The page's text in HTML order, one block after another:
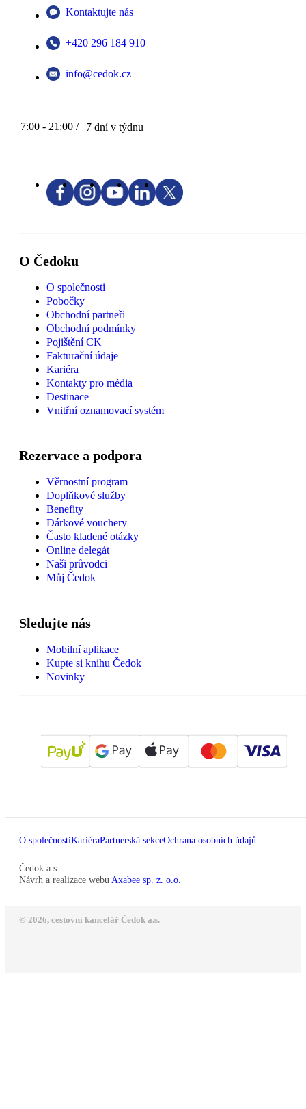
Kontaktujte nás
+420 296 184 910
info@cedok.cz
7:00 - 21:00 / 7 dní v týdnu
O Čedoku
O společnosti
Pobočky
Obchodní partneři
Obchodní podmínky
Pojištění CK
Fakturační údaje
Kariéra
Kontakty pro média
Destinace
Vnitřní oznamovací systém
Rezervace a podpora
Věrnostní program
Doplňkové služby
Benefity
Dárkové vouchery
Často kladené otázky
Online delegát
Naši průvodci
Můj Čedok
Sledujte nás
Mobilní aplikace
Kupte si knihu Čedok
Novinky
O společnostiKariéraPartnerská sekceOchrana osobních údajů
Čedok a.s
Návrh a realizace webu Axabee sp. z. o.o.
© 2026, cestovní kancelář Čedok a.s.